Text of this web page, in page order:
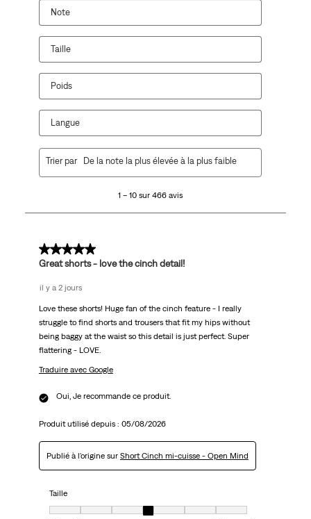
Note
Taille
Poids
Langue
466
1 – 10 sur 466 avis
Trier par De la note la plus élevée à la plus faible
5 sur 5 étoiles.
Great shorts - love the cinch detail!
il y a 2 jours
Love these shorts! Huge fan of the cinch feature - I really
struggle to find shorts and trousers that fit my hips without
being baggy at the waist so this detail is just perfect. Super
flattering - LOVE.
Traduire avec Google
Oui, Je recommande ce produit.
Produit utilisé depuis : 05/08/2026
Publié à l'origine sur Short Cinch mi-cuisse - Open Mind
Taille
Taille, 4 sur 7, où 1 est égal à Très petit et 7 est égal à Très grand